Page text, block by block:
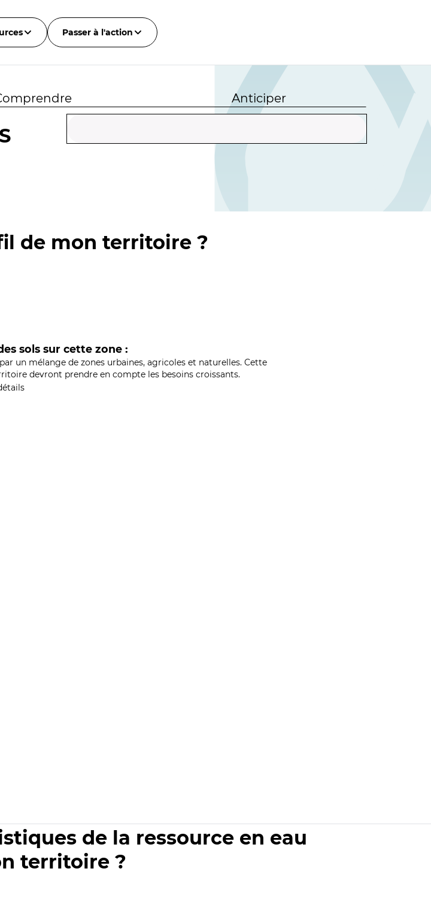
Passer à l'action
Anticiper
de mon territoire ?
sols sur cette zone :
un mélange de zones urbaines, agricoles et naturelles. Cette
devront prendre en compte les besoins croissants.
de la ressource en eau
territoire ?